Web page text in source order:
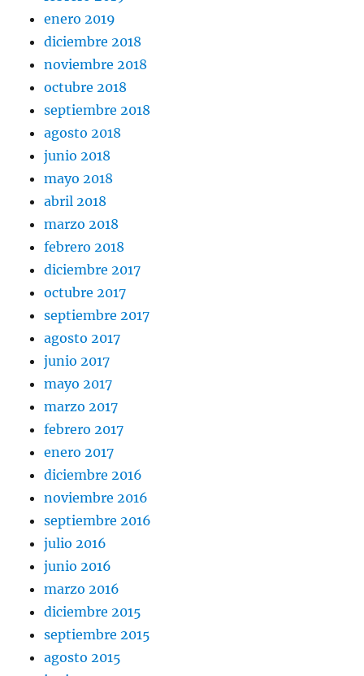
enero 2019
diciembre 2018
noviembre 2018
octubre 2018
septiembre 2018
agosto 2018
junio 2018
mayo 2018
abril 2018
marzo 2018
febrero 2018
diciembre 2017
octubre 2017
septiembre 2017
agosto 2017
junio 2017
mayo 2017
marzo 2017
febrero 2017
enero 2017
diciembre 2016
noviembre 2016
septiembre 2016
julio 2016
junio 2016
marzo 2016
diciembre 2015
septiembre 2015
agosto 2015